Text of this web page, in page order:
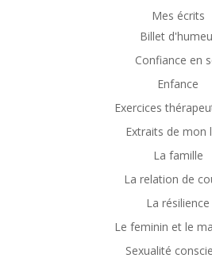
Mes écrits
Billet
Confiance en
Enfance
Exercices
Extraits de mon
La famille
La relation de
La résilience
Le feminin et le
Sexualité